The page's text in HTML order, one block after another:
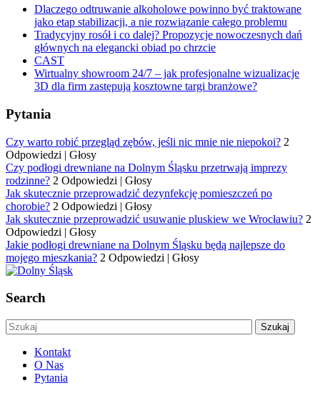
Dlaczego odtruwanie alkoholowe powinno być traktowane
jako etap stabilizacji, a nie rozwiązanie całego problemu
Tradycyjny rosół i co dalej? Propozycje nowoczesnych dań
głównych na elegancki obiad po chrzcie
CAST
Wirtualny showroom 24/7 – jak profesjonalne wizualizacje
3D dla firm zastępują kosztowne targi branżowe?
Pytania
Czy warto robić przegląd zębów, jeśli nic mnie nie niepokoi? 2
Odpowiedzi | Głosy
Czy podłogi drewniane na Dolnym Śląsku przetrwają imprezy
rodzinne? 2 Odpowiedzi | Głosy
Jak skutecznie przeprowadzić dezynfekcję pomieszczeń po
chorobie? 2 Odpowiedzi | Głosy
Jak skutecznie przeprowadzić usuwanie pluskiew we Wrocławiu? 2
Odpowiedzi | Głosy
Jakie podłogi drewniane na Dolnym Śląsku będą najlepsze do
mojego mieszkania? 2 Odpowiedzi | Głosy
Search
Kontakt
O Nas
Pytania